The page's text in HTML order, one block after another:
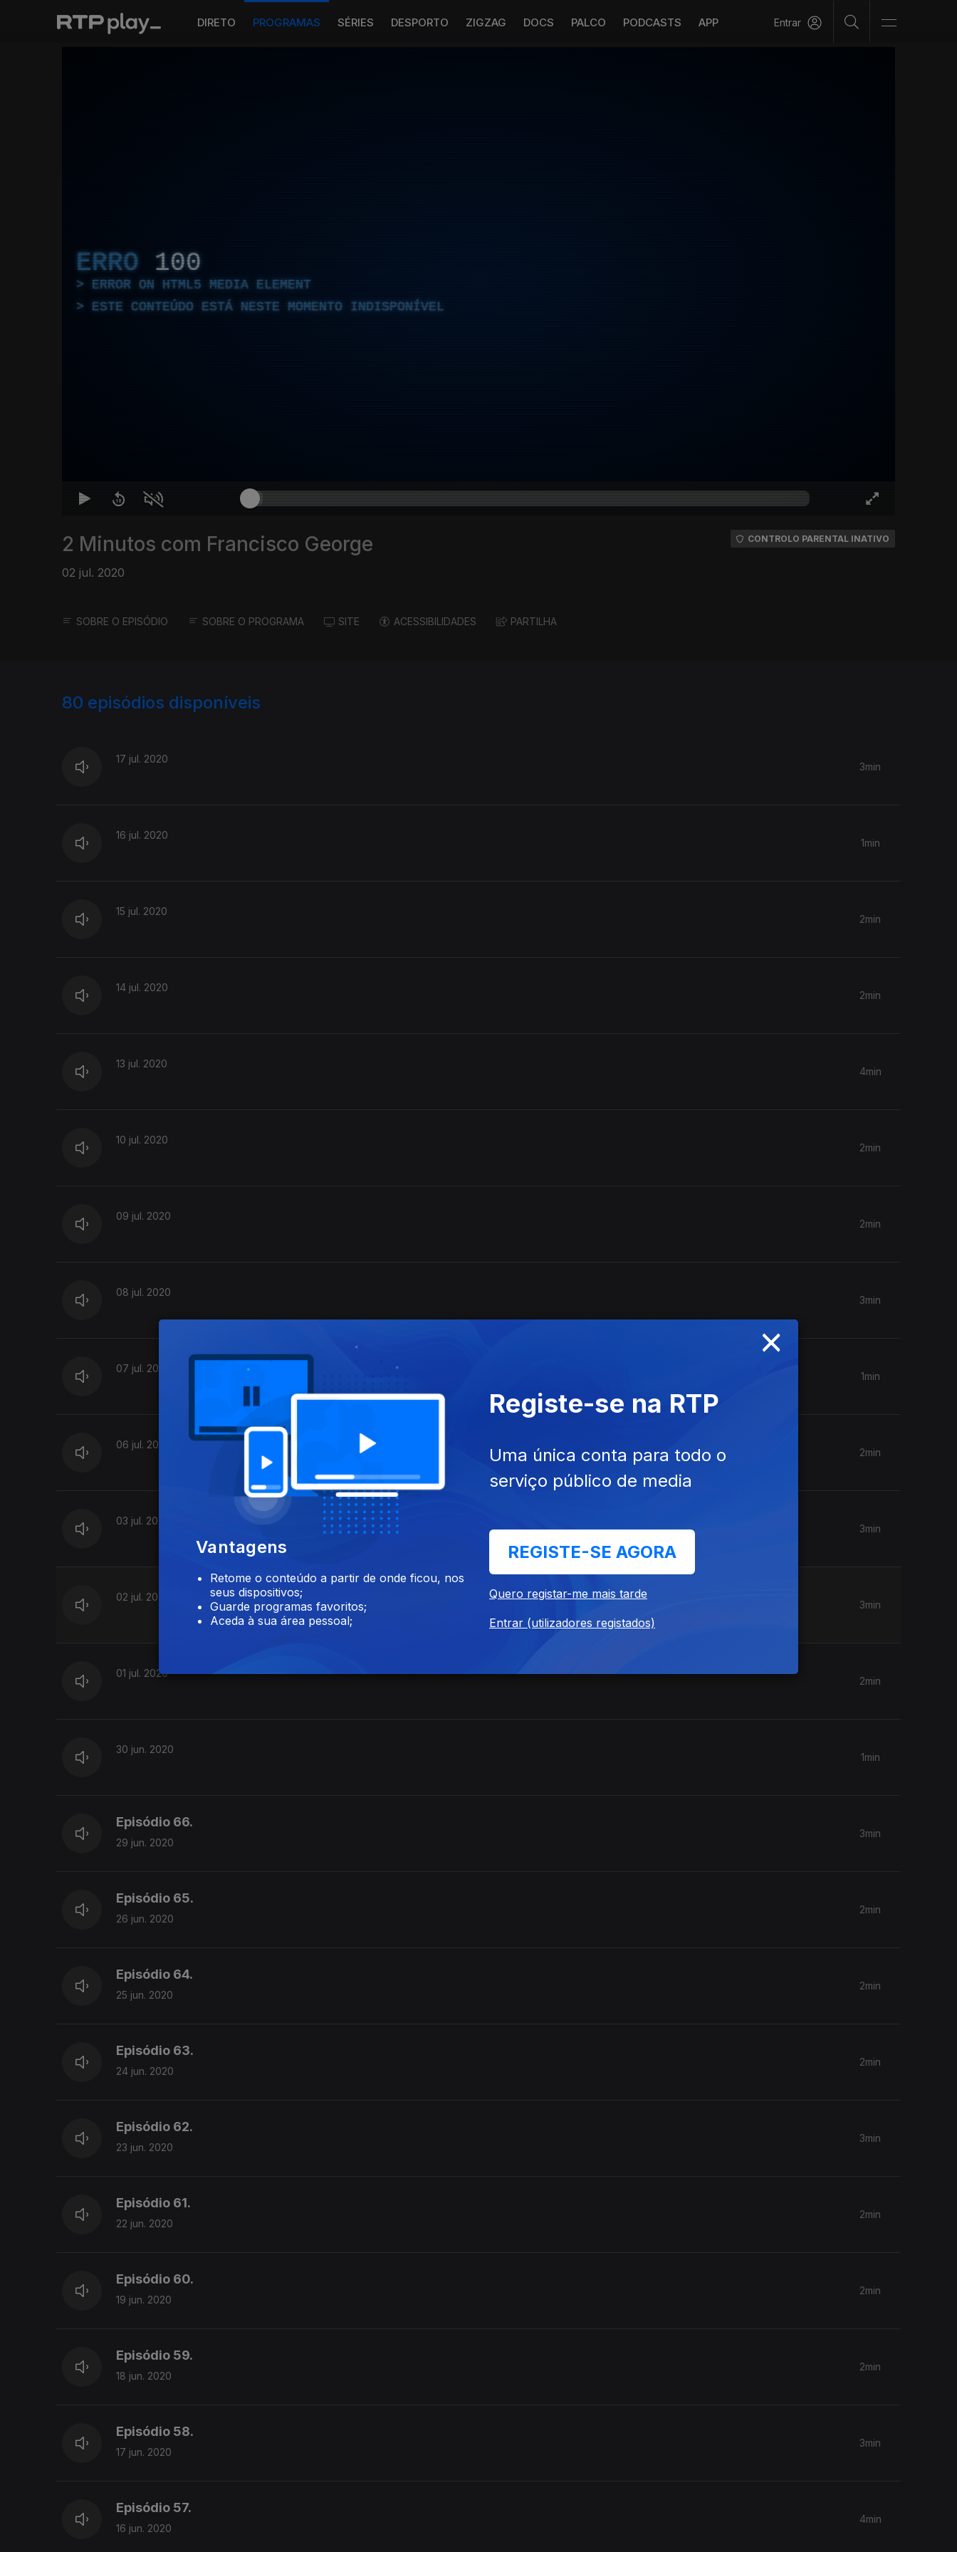
DIRETO PROGRAMAS SÉRIES DESPORTO ZIGZAG DOCS PALCO PODCASTS APP Entrar
ERRO 100
ERROR ON HTML5 MEDIA ELEMENT
ESTE CONTEÚDO ESTÁ NESTE MOMENTO INDISPONÍVEL
2 Minutos com Francisco George
02 jul. 2020
CONTROLO PARENTAL INATIVO
SOBRE O EPISÓDIO SOBRE O PROGRAMA SITE ACESSIBILIDADES PARTILHA
80 episódios disponíveis
17 jul. 2020
3min
16 jul. 2020
1min
15 jul. 2020
2min
14 jul. 2020
2min
13 jul. 2020
4min
10 jul. 2020
2min
09 jul. 2020
2min
08 jul. 2020
3min
07 jul. 2020
1min
06 jul. 2020
2min
03 jul. 2020
3min
02 jul. 2020
3min
01 jul. 2020
2min
30 jun. 2020
1min
Episódio 66.
29 jun. 2020
3min
Episódio 65.
26 jun. 2020
2min
Episódio 64.
25 jun. 2020
2min
Episódio 63.
24 jun. 2020
2min
Episódio 62.
23 jun. 2020
3min
Episódio 61.
22 jun. 2020
2min
Episódio 60.
19 jun. 2020
2min
Episódio 59.
18 jun. 2020
2min
Episódio 58.
17 jun. 2020
3min
Episódio 57.
16 jun. 2020
4min
×
Vantagens
Retome o conteúdo a partir de onde ficou, nos
seus dispositivos;
Guarde programas favoritos;
Aceda à sua área pessoal;
Registe-se na RTP
Uma única conta para todo o
serviço público de media
REGISTE-SE AGORA
Quero registar-me mais tarde
Entrar (utilizadores registados)